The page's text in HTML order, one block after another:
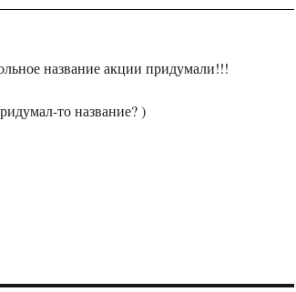
название акции придумали!!!
то название? )